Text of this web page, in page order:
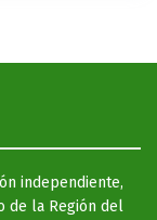
independiente,
de la Región del